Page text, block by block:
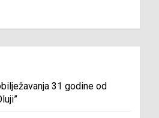
31 godine od